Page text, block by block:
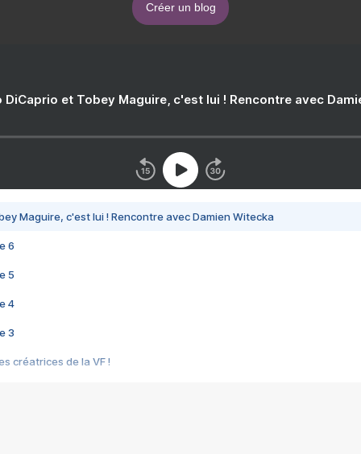
Créer un blog
DiCaprio et Tobey Maguire, c'est lui ! Rencontre avec
Maguire, c'est lui ! Rencontre avec Damien Witecka
6
5
4
3
créatrices de la VF !